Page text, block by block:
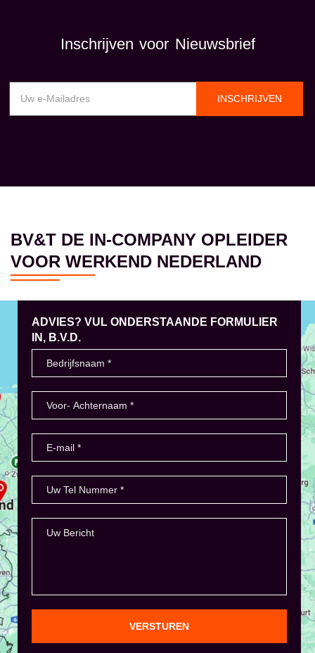
Inschrijven voor Nieuwsbrief
INSCHRIJVEN
BV&T DE IN-COMPANY OPLEIDER
VOOR WERKEND NEDERLAND
ADVIES? VUL ONDERSTAANDE FORMULIER
IN, B.V.D.
VERSTUREN